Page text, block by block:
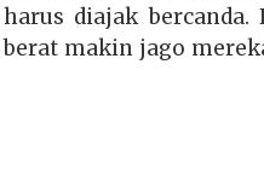
diajak
makin jago